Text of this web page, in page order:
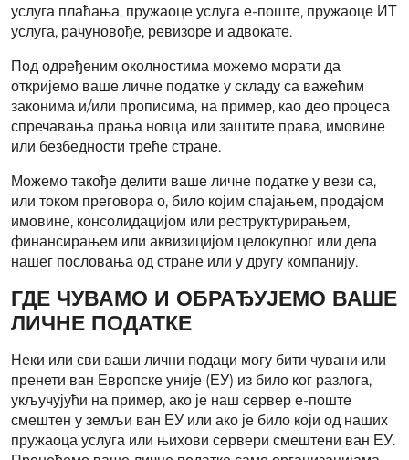
услуга плаћања, пружаоце услуга е-поште, пружаоце ИТ
услуга, рачуновође, ревизоре и адвокате.
Под одређеним околностима можемо морати да
откријемо ваше личне податке у складу са важећим
законима и/или прописима, на пример, као део процеса
спречавања прања новца или заштите права, имовине
или безбедности треће стране.
Можемо такође делити ваше личне податке у вези са,
или током преговора о, било којим спајањем, продајом
имовине, консолидацијом или реструктурирањем,
финансирањем или аквизицијом целокупног или дела
нашег пословања од стране или у другу компанију.
ГДЕ ЧУВАМО И ОБРАЂУЈЕМО ВАШЕ
ЛИЧНЕ ПОДАТКЕ
Неки или сви ваши лични подаци могу бити чувани или
пренети ван Европске уније (ЕУ) из било ког разлога,
укључујући на пример, ако је наш сервер е-поште
смештен у земљи ван ЕУ или ако је било који од наших
пружаоца услуга или њихови сервери смештени ван ЕУ.